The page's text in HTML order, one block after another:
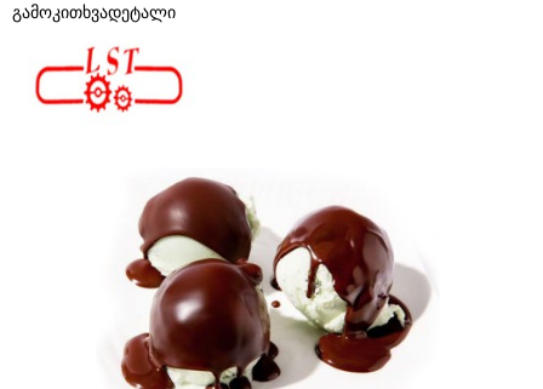
გამოკითხვადეტალი